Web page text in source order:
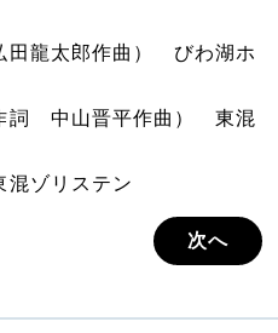
龍太郎作曲） びわ湖ホ
詞 中山晋平作曲） 東混
ゾリステン
次へ